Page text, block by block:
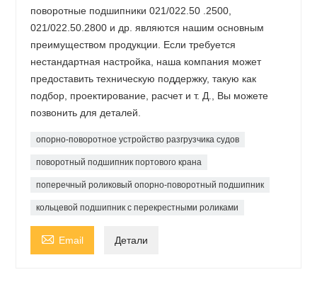
поворотные подшипники 021/022.50 .2500,
021/022.50.2800 и др. являются нашим основным
преимуществом продукции. Если требуется
нестандартная настройка, наша компания может
предоставить техническую поддержку, такую ​​​​как
подбор, проектирование, расчет и т. Д., Вы можете
позвонить для деталей.
опорно-поворотное устройство разгрузчика судов
поворотный подшипник портового крана
поперечный роликовый опорно-поворотный подшипник
кольцевой подшипник с перекрестными роликами
 Email Детали